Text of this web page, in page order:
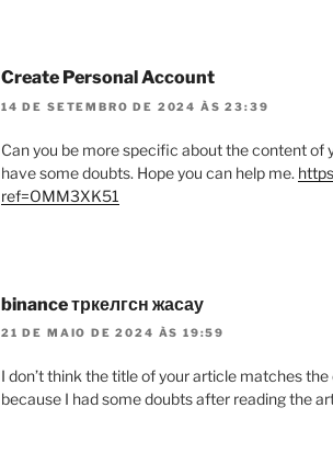
Create Personal Account
14 DE SETEMBRO DE 2024 ÀS 23:39
Can you be more specific about the content of
have some doubts. Hope you can help me.
ref=OMM3XK51
binance тркелгсн жасау
21 DE MAIO DE 2024 ÀS 19:59
I don’t think the title of your article matches
because I had some doubts after reading the